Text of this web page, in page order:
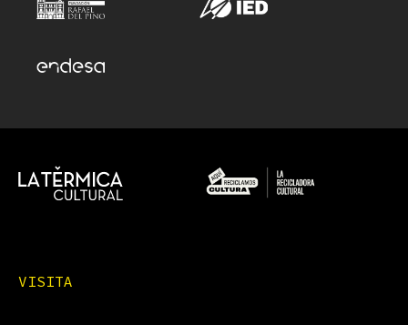
VISITA